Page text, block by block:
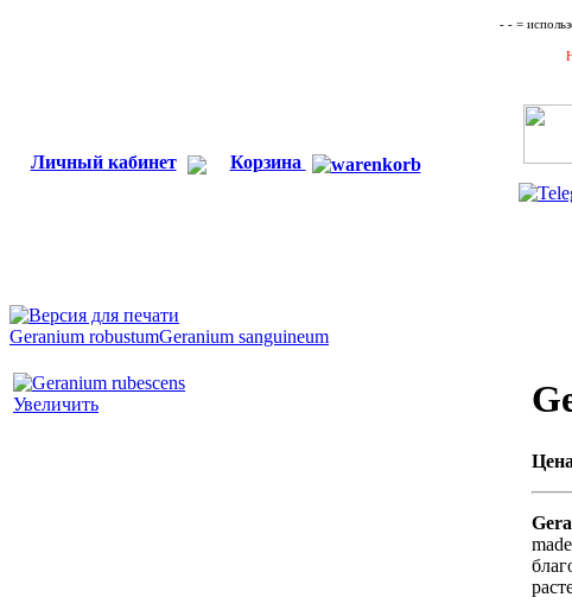
- - =
Личный кабинет Корзина
Geranium robustumGeranium sanguineum
Увеличить